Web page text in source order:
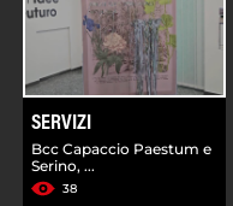
SERVIZI
Bcc Capaccio Paestum e
Serino, ...
38